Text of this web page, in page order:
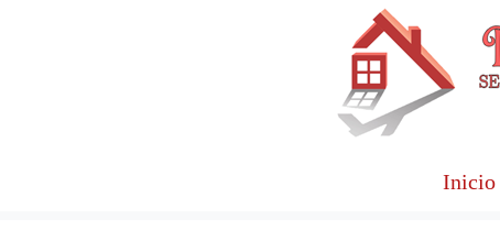
Inicio